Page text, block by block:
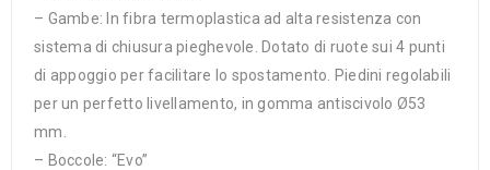
– Gambe: In fibra termoplastica ad alta resistenza con
sistema di chiusura pieghevole. Dotato di ruote sui 4 punti
di appoggio per facilitare lo spostamento. Piedini regolabili
per un perfetto livellamento, in gomma antiscivolo Ø53
mm.
– Boccole: “Evo”